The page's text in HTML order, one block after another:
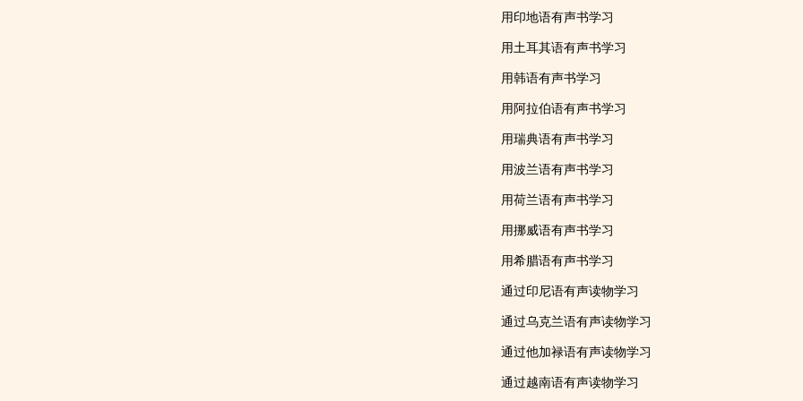
用印地语有声书学习
用土耳其语有声书学习
用韩语有声书学习
用阿拉伯语有声书学习
用瑞典语有声书学习
用波兰语有声书学习
用荷兰语有声书学习
用挪威语有声书学习
用希腊语有声书学习
通过印尼语有声读物学习
通过乌克兰语有声读物学习
通过他加禄语有声读物学习
通过越南语有声读物学习